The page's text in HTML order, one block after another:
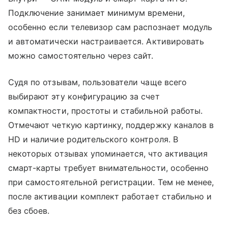
Подключение занимает минимум времени,
особенно если телевизор сам распознает модуль
и автоматически настраивается. Активировать
можно самостоятельно через сайт.
Судя по отзывам, пользователи чаще всего
выбирают эту конфигурацию за счет
компактности, простоты и стабильной работы.
Отмечают четкую картинку, поддержку каналов в
HD и наличие родительского контроля. В
некоторых отзывах упоминается, что активация
смарт-карты требует внимательности, особенно
при самостоятельной регистрации. Тем не менее,
после активации комплект работает стабильно и
без сбоев.